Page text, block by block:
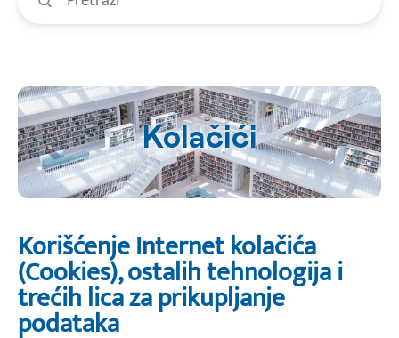
Kolačići
Korišćenje Internet kolačića
(Cookies), ostalih tehnologija i
trećih lica za prikupljanje
podataka